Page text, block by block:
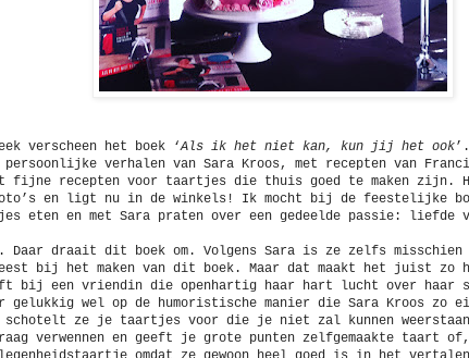
verscheen het boek ‘Als ik het niet kan, kun jij het ook
persoonlijke verhalen van Sara Kroos, met recepten van
fijne recepten voor taartjes die thuis goed te maken zijn.
en ligt nu in de winkels! Ik mocht bij de feestelijke
eten en met Sara praten over een gedeelde passie: liefde
Daar draait dit boek om. Volgens Sara is ze zelfs misschien
bij het maken van dit boek. Maar dat maakt het juist
bij een vriendin die openhartig haar hart lucht over haar
gelukkig wel op de humoristische manier die Sara Kroos zo
schotelt ze je taartjes voor die je niet zal kunnen weerstaan.
verwennen en geeft je grote punten zelfgemaakte taart